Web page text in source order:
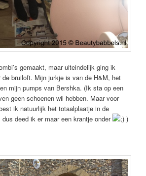
gemaakt, maar uiteindelijk ging ik
bruiloft. Mijn jurkje is van de H&M, het
mijn pumps van Bershka. (Ik sta op een
geen schoenen wil hebben. Maar voor
ik natuurlijk het totaalplaatje in de
deed ik er maar een krantje onder
)